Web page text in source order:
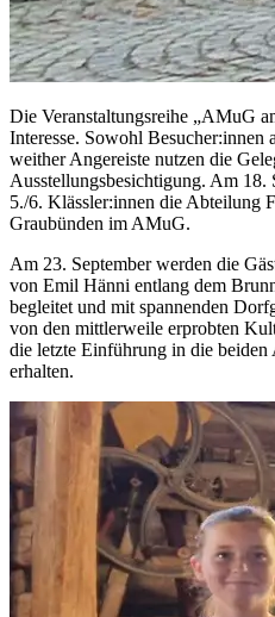
Die Veranstaltungsreihe „AMuG
Interesse. Sowohl Besucher:innen
weither Angereiste nutzen die
Ausstellungsbesichtigung. Am 18.
5./6. Klässler:innen die Abteilung
Graubünden im AMuG.
Am 23. September werden die
von Emil Hänni entlang dem
begleitet und mit spannenden
von den mittlerweile erprobten
die letzte Einführung in die
erhalten.